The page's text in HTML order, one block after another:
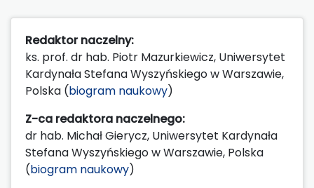
Redaktor naczelny:
ks. prof. dr hab. Piotr Mazurkiewicz, Uniwersytet
Kardynała Stefana Wyszyńskiego w Warszawie,
Polska (biogram naukowy)
Z-ca redaktora naczelnego:
dr hab. Michał Gierycz, Uniwersytet Kardynała
Stefana Wyszyńskiego w Warszawie, Polska
(biogram naukowy)